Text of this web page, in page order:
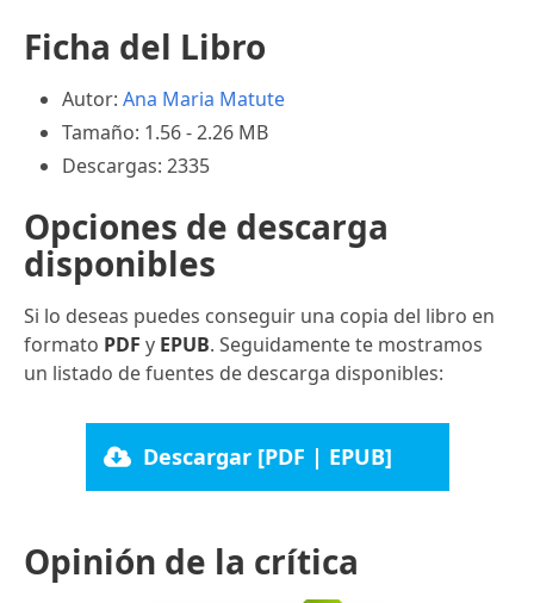
Ficha del Libro
Autor: Ana Maria Matute
Tamaño: 1.56 - 2.26 MB
Descargas: 2335
Opciones de descarga
disponibles
Si lo deseas puedes conseguir una copia del libro en
formato PDF y EPUB. Seguidamente te mostramos
un listado de fuentes de descarga disponibles:
Descargar [PDF | EPUB]
Opinión de la crítica